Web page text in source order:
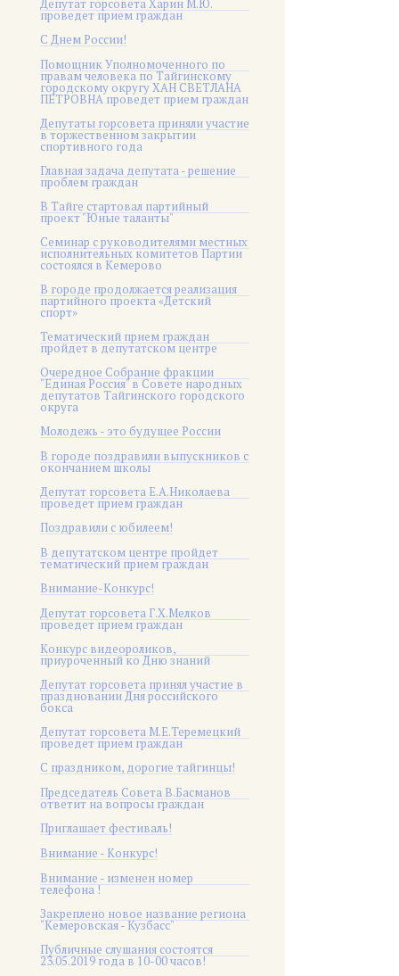
Депутат горсовета Харин М.Ю.
проведет прием граждан
С Днем России!
Помощник Уполномоченного по
правам человека по Тайгинскому
городскому округу ХАН СВЕТЛАНА
ПЕТРОВНА проведет прием граждан
Депутаты горсовета приняли участие
в торжественном закрытии
спортивного года
Главная задача депутата - решение
проблем граждан
В Тайге стартовал партийный
проект "Юные таланты"
Семинар с руководителями местных
исполнительных комитетов Партии
состоялся в Кемерово
В городе продолжается реализация
партийного проекта «Детский
спорт»
Тематический прием граждан
пройдет в депутатском центре
Очередное Собрание фракции
"Единая Россия" в Совете народных
депутатов Тайгинского городского
округа
Молодежь - это будущее России
В городе поздравили выпускников с
окончанием школы
Депутат горсовета Е.А.Николаева
проведет прием граждан
Поздравили с юбилеем!
В депутатском центре пройдет
тематический прием граждан
Внимание-Конкурс!
Депутат горсовета Г.Х.Мелков
проведет прием граждан
Конкурс видеороликов,
приуроченный ко Дню знаний
Депутат горсовета принял участие в
праздновании Дня российского
бокса
Депутат горсовета М.Е.Теремецкий
проведет прием граждан
С праздником, дорогие тайгинцы!
Председатель Совета В.Басманов
ответит на вопросы граждан
Приглашает фестиваль!
Внимание - Конкурс!
Внимание - изменен номер
телефона !
Закреплено новое название региона
"Кемеровская - Кузбасс"
Публичные слушания состоятся
23.05.2019 года в 10-00 часов!